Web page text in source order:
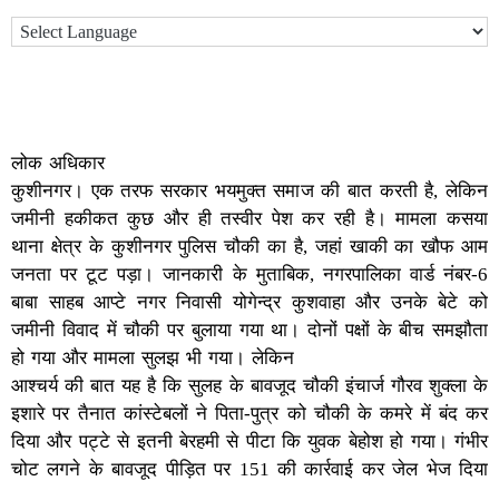
लोक अधिकार
कुशीनगर। एक तरफ सरकार भयमुक्त समाज की बात करती है, लेकिन
जमीनी हकीकत कुछ और ही तस्वीर पेश कर रही है। मामला कसया
थाना क्षेत्र के कुशीनगर पुलिस चौकी का है, जहां खाकी का खौफ आम
जनता पर टूट पड़ा। जानकारी के मुताबिक, नगरपालिका वार्ड नंबर-6
बाबा साहब आप्टे नगर निवासी योगेन्द्र कुशवाहा और उनके बेटे को
जमीनी विवाद में चौकी पर बुलाया गया था। दोनों पक्षों के बीच समझौता
हो गया और मामला सुलझ भी गया। लेकिन
आश्चर्य की बात यह है कि सुलह के बावजूद चौकी इंचार्ज गौरव शुक्ला के
इशारे पर तैनात कांस्टेबलों ने पिता-पुत्र को चौकी के कमरे में बंद कर
दिया और पट्टे से इतनी बेरहमी से पीटा कि युवक बेहोश हो गया। गंभीर
चोट लगने के बावजूद पीड़ित पर 151 की कार्रवाई कर जेल भेज दिया